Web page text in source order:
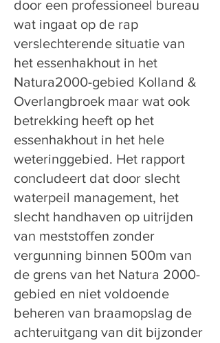
door een professioneel bureau
wat ingaat op de rap
verslechterende situatie van
het essenhakhout in het
Natura2000-gebied Kolland &
Overlangbroek maar wat ook
betrekking heeft op het
essenhakhout in het hele
weteringgebied. Het rapport
concludeert dat door slecht
waterpeil management, het
slecht handhaven op uitrijden
van meststoffen zonder
vergunning binnen 500m van
de grens van het Natura 2000-
gebied en niet voldoende
beheren van braamopslag de
achteruitgang van dit bijzonder